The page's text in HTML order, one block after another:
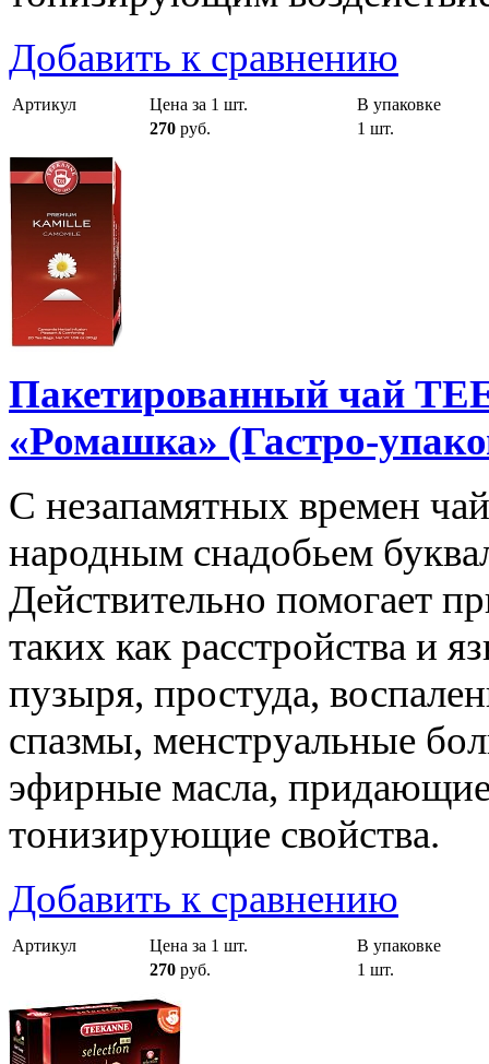
Добавить к сравнению
Артикул Цена за 1 шт.
В упаковке
270 руб. 1 шт.
Пакетированный чай
«Ромашка» (Гастро-
С незапамятных времен
народным снадобьем
Действительно помогает
таких как расстройства и
пузыря, простуда,
спазмы, менструальные
эфирные масла,
тонизирующие свойства.
Добавить к сравнению
Артикул Цена за 1 шт.
В упаковке
270 руб. 1 шт.